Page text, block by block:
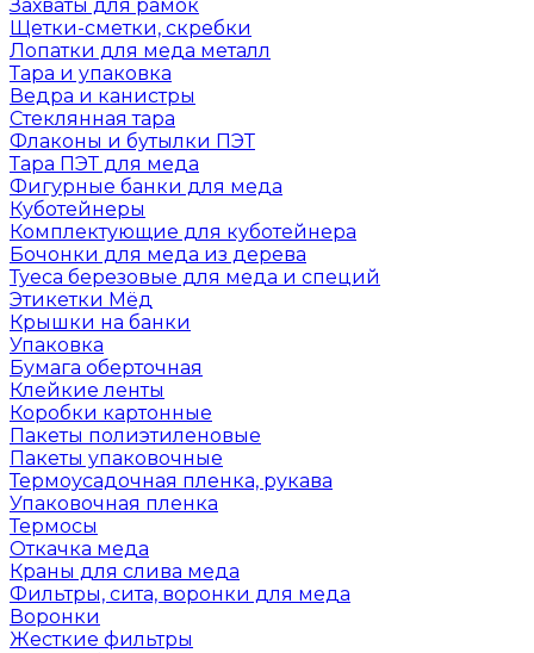
Захваты для рамок
Щетки-сметки, скребки
Лопатки для меда металл
Тара и упаковка
Ведра и канистры
Стеклянная тара
Флаконы и бутылки ПЭТ
Тара ПЭТ для меда
Фигурные банки для меда
Куботейнеры
Комплектующие для куботейнера
Бочонки для меда из дерева
Туеса березовые для меда и специй
Этикетки Мёд
Крышки на банки
Упаковка
Бумага оберточная
Клейкие ленты
Коробки картонные
Пакеты полиэтиленовые
Пакеты упаковочные
Термоусадочная пленка, рукава
Упаковочная пленка
Термосы
Откачка меда
Краны для слива меда
Фильтры, сита, воронки для меда
Воронки
Жесткие фильтры